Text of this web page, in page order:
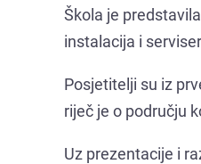
Škola je
instalacija i
Posjetitelji su iz
riječ je o području
Uz prezentacije i